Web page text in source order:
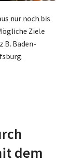
nur noch bis
Ziele
Baden-
dem